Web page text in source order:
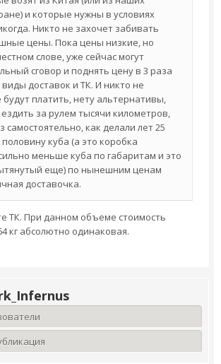
и которые нужны в условиях
Никто не захочет забивать
цены. Пока цены низкие, но
слове, уже сейчас могут
сговор и поднять цену в 3 раза
виды доставок и ТК. И никто не
будут платить, нету альтернативы,
за рулем тысячи километров,
самостоятельно, как делали лет 25
куба (а это коробка
меньше куба по габаритам и это
еще) по нынешним ценам
доставочка.
ТК. При данном объеме стоимость
кг абсолютно одинаковая.